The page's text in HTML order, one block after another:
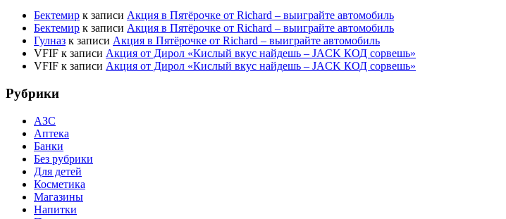
Бектемир к записи Акция в Пятёрочке от Richard – выиграйте автомобиль
Бектемир к записи Акция в Пятёрочке от Richard – выиграйте автомобиль
Гулназ к записи Акция в Пятёрочке от Richard – выиграйте автомобиль
VFIF к записи Акция от Дирол «Кислый вкус найдешь – JACK КОД сорвешь»
VFIF к записи Акция от Дирол «Кислый вкус найдешь – JACK КОД сорвешь»
Рубрики
АЗС
Аптека
Банки
Без рубрики
Для детей
Косметика
Магазины
Напитки